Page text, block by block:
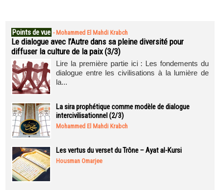
Points de vue - Mohammed El Mahdi Krabch
Le dialogue avec l’Autre dans sa pleine diversité pour
diffuser la culture de la paix (3/3)
Lire la première partie ici : Les fondements du
dialogue entre les civilisations à la lumière de
la...
La sira prophétique comme modèle de dialogue
intercivilisationnel (2/3)
Mohammed El Mahdi Krabch
Les vertus du verset du Trône – Ayat al-Kursi
Housman Omarjee